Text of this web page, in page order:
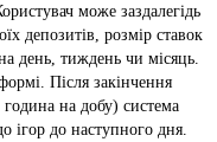
може заздалегідь
депозитів, розмір ставок
день, тиждень чи місяць.
Після закінчення
на добу) система
ігор до наступного дня.